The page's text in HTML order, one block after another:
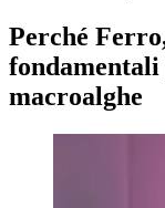
Perché
macroalghe